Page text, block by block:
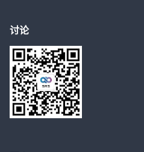
讨论